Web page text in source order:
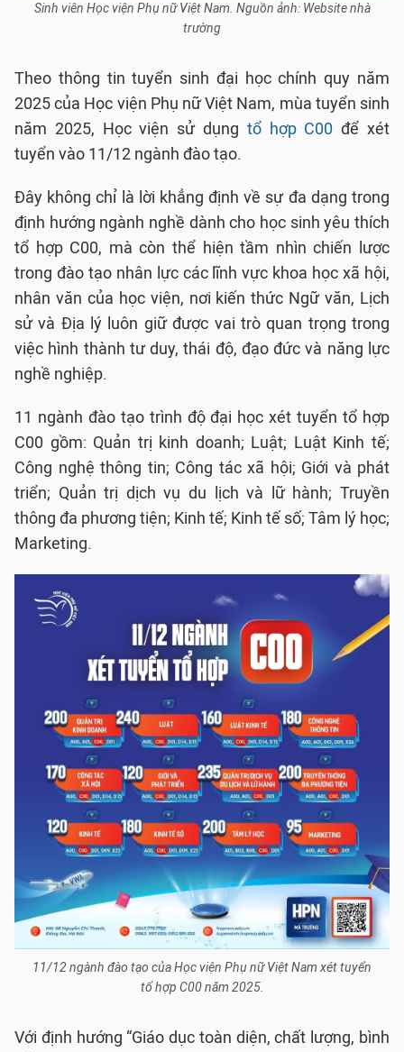
Sinh viên Học viện Phụ nữ Việt Nam. Nguồn ảnh: Website nhà
trường
Theo thông tin tuyển sinh đại học chính quy năm
2025 của Học viện Phụ nữ Việt Nam, mùa tuyển sinh
năm 2025, Học viện sử dụng tổ hợp C00 để xét
tuyển vào 11/12 ngành đào tạo.
Đây không chỉ là lời khẳng định về sự đa dạng trong
định hướng ngành nghề dành cho học sinh yêu thích
tổ hợp C00, mà còn thể hiện tầm nhìn chiến lược
trong đào tạo nhân lực các lĩnh vực khoa học xã hội,
nhân văn của học viện, nơi kiến thức Ngữ văn, Lịch
sử và Địa lý luôn giữ được vai trò quan trọng trong
việc hình thành tư duy, thái độ, đạo đức và năng lực
nghề nghiệp.
11 ngành đào tạo trình độ đại học xét tuyển tổ hợp
C00 gồm: Quản trị kinh doanh; Luật; Luật Kinh tế;
Công nghệ thông tin; Công tác xã hội; Giới và phát
triển; Quản trị dịch vụ du lịch và lữ hành; Truyền
thông đa phương tiện; Kinh tế; Kinh tế số; Tâm lý học;
Marketing.
11/12 ngành đào tạo của Học viện Phụ nữ Việt Nam xét tuyển
tổ hợp C00 năm 2025.
Với định hướng “Giáo dục toàn diện, chất lượng, bình